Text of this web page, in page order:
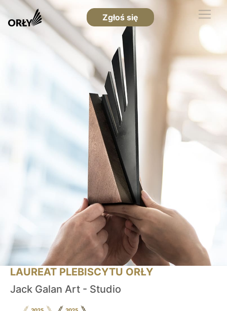
Zgłoś się
LAUREAT PLEBISCYTU ORŁY
Jack Galan Art - Studio